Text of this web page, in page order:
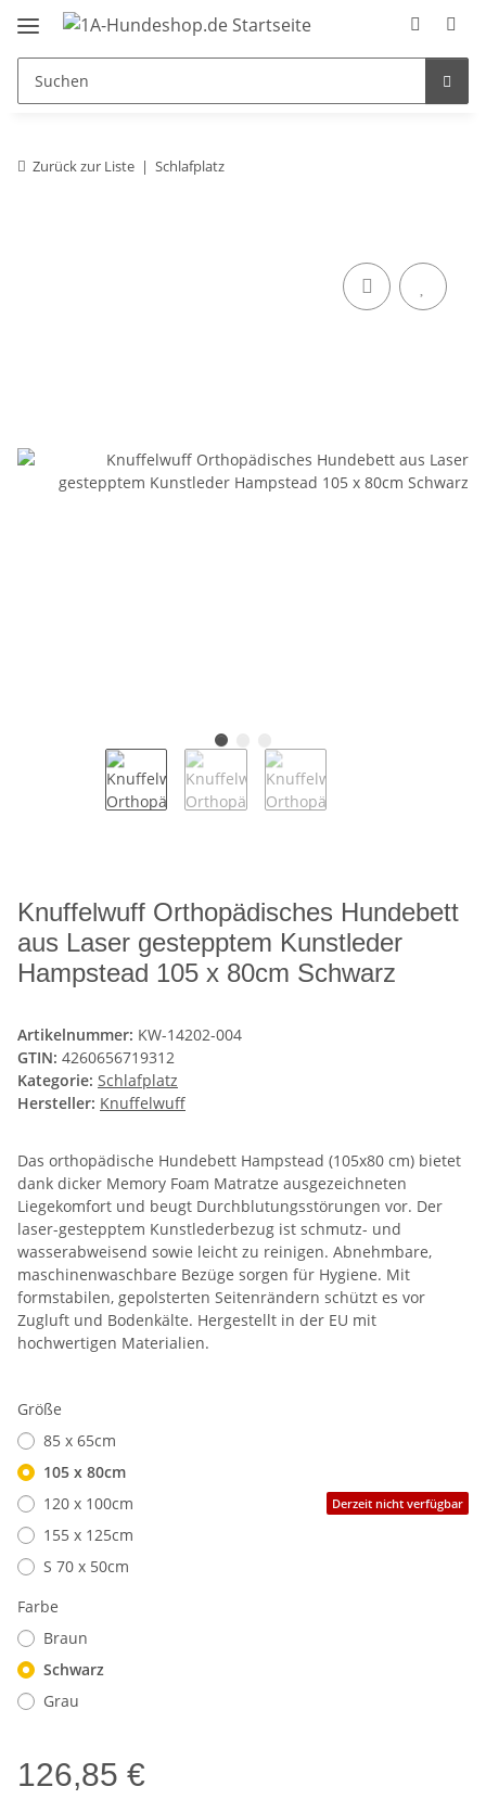
Zurück zur Liste Schlafplatz
Knuffelwuff Orthopädisches Hundebett
aus Laser gestepptem Kunstleder
Hampstead 105 x 80cm Schwarz
Artikelnummer: KW-14202-004
GTIN: 4260656719312
Kategorie: Schlafplatz
Hersteller: Knuffelwuff
Das orthopädische Hundebett Hampstead (105x80 cm) bietet
dank dicker Memory Foam Matratze ausgezeichneten
Liegekomfort und beugt Durchblutungsstörungen vor. Der
laser-gestepptem Kunstlederbezug ist schmutz- und
wasserabweisend sowie leicht zu reinigen. Abnehmbare,
maschinenwaschbare Bezüge sorgen für Hygiene. Mit
formstabilen, gepolsterten Seitenrändern schützt es vor
Zugluft und Bodenkälte. Hergestellt in der EU mit
hochwertigen Materialien.
Größe
85 x 65cm
105 x 80cm
120 x 100cm
Derzeit nicht verfügbar
155 x 125cm
S 70 x 50cm
Farbe
Braun
Schwarz
Grau
126,85 €